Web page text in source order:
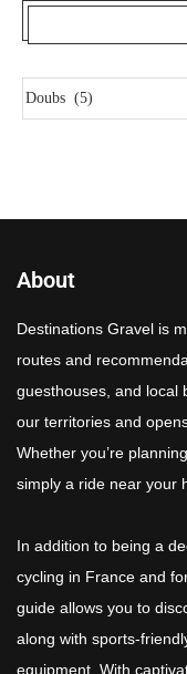
About
Destinations Gravel is
routes and
guesthouses, and local
our territories and
Whether you’re
simply a ride near your
In addition to being a
cycling in France and
guide allows you to
along with sports-
equipment. With